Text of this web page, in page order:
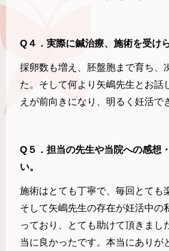
Q４．実際に鍼治療、施術を受け
採卵数も増え、胚盤胞まで育ち、
た。そして何より矢嶋先生とお話
えが前向きになり、明るく妊活で
Q５．担当の先生や当院への感想
い。
施術はとても丁寧で、毎回とても
そして矢嶋先生の存在が妊活中の
っており、とても助けて頂きまし
当に良かったです。本当にありが